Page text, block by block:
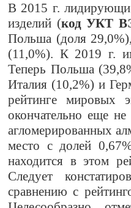
В 2015 г.
изделий (код УКТ
Польша (доля
(11,0%). К 2019 г.
Теперь Польша
Италия (10,2%) и
рейтинге мировых
окончательно еще
агломерированных
место с долей
находится в этом
Следует
сравнению с